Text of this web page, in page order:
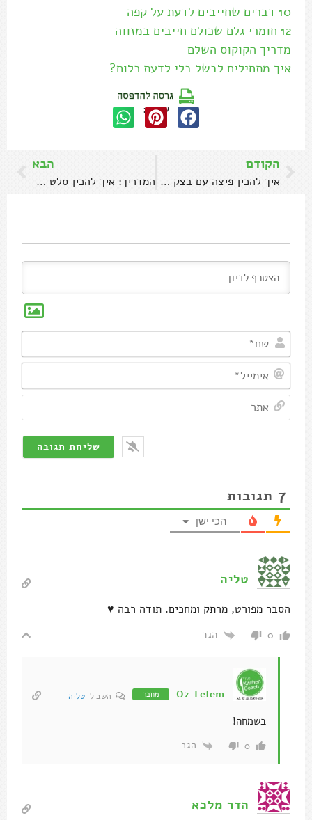
10 דברים שחייבים לדעת על קפה
12 חומרי גלם שכולם חייבים במזווה
מדריך הקוקוס השלם
איך מתחילים לבשל בלי לדעת כלום?
שתפו:
הקודם
איך להכין פיצה עם בצק כרובית
הבא
המדריך: איך להכין סלט כרוב מושלם
7 תגובות
הכי ישן
טליה
הסבר מפורט, מרתק ומחכים. תודה רבה ♥
0 הגב
Oz Telem מחבר השב ל טליה
בשמחה!
0 הגב
הדר מלכא